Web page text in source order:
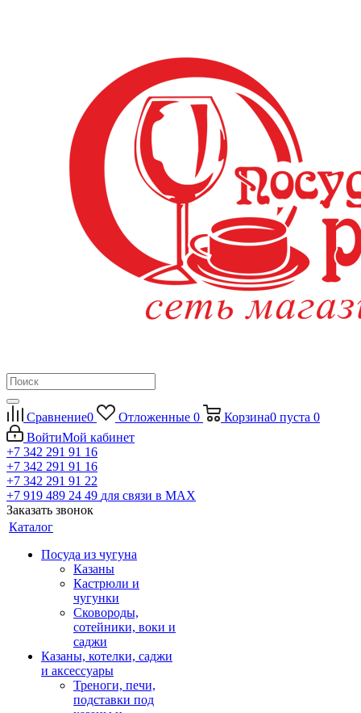
Сравнение0 Отложенные 0 Корзина0 пуста 0
ВойтиМой кабинет
+7 342 291 91 16
+7 342 291 91 16
+7 342 291 91 22
+7 919 489 24 49 для связи в МАХ
Заказать звонок
Каталог
Посуда из чугуна
Казаны
Кастрюли и
чугунки
Сковороды,
сотейники, воки и
саджи
Казаны, котелки, саджи
и аксессуары
Треноги, печи,
подставки под